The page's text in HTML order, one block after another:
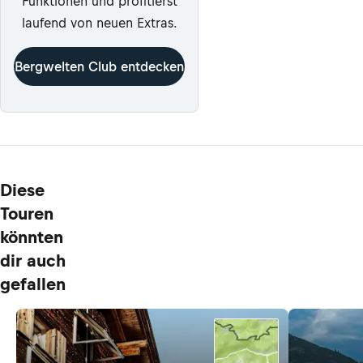
laufend von neuen Extras.
Bergwelten Club entdecken
Diese
Touren
könnten
dir auch
gefallen